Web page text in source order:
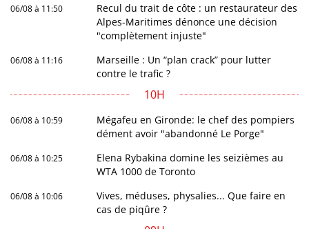
06/08 à 11:50
Recul du trait de côte : un restaurateur des
Alpes-Maritimes dénonce une décision
"complètement injuste"
06/08 à 11:16
Marseille : Un “plan crack” pour lutter
contre le trafic ?
10H
06/08 à 10:59
Mégafeu en Gironde: le chef des pompiers
dément avoir "abandonné Le Porge"
06/08 à 10:25
Elena Rybakina domine les seizièmes au
WTA 1000 de Toronto
06/08 à 10:06
Vives, méduses, physalies... Que faire en
cas de piqûre ?